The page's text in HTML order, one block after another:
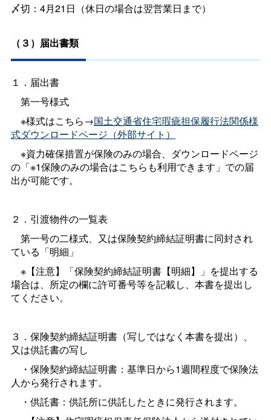
〆切：4月21日（休日の場合は翌営業日まで）
（３）届出書類
１．届出書
第一号様式
※様式はこちら→国土交通省住宅瑕疵担保履行法関係様
式ダウンロードページ（外部サイト）
※資力確保措置が保険のみの場合、ダウンロードページ
の「※1保険のみの場合はこちらも利用できます」での届
出が可能です。
２．引渡物件の一覧表
第一号の二様式、又は保険契約締結証明書に同封され
ている「明細」
※【注意】「保険契約締結証明書【明細】」を提出する
場合は、所定の欄に許可番号等を記載し、本書を提出し
てください。
３．保険契約締結証明書（写しではなく本書を提出）、
又は供託書の写し
・保険契約締結証明書：基準日から1週間程度で保険法
人から発行されます。
・供託書：供託所に供託したときに発行されます。